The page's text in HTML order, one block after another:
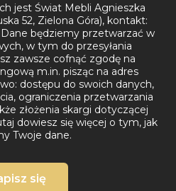
jest Świat Mebli Agnieszka
52, Zielona Góra), kontakt:
będziemy przetwarzać w
w tym do przesyłania
zawsze cofnąć zgodę na
m.in. pisząc na adres
dostępu do swoich danych,
ograniczenia przetwarzania
złożenia skargi dotyczącej
dowiesz się więcej o tym, jak
Twoje dane.
się